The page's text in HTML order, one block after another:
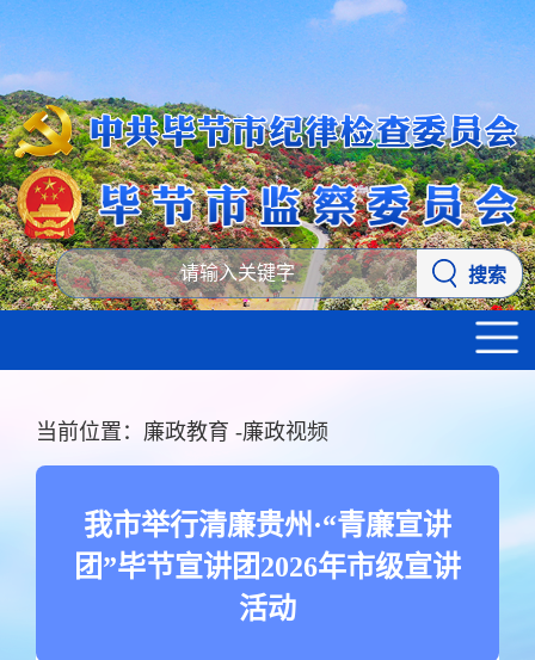
搜索
当前位置： 廉政教育 -廉政视频
我市举行清廉贵州·“青廉宣讲
团”毕节宣讲团2026年市级宣讲
活动